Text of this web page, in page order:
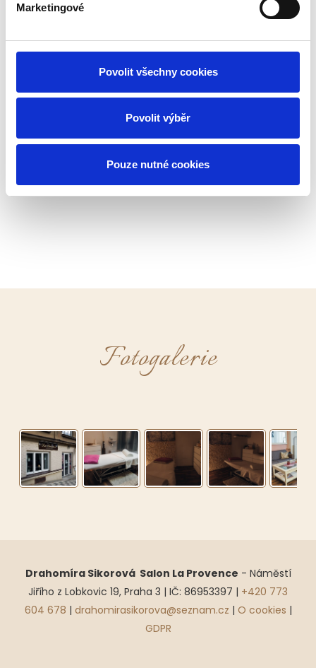
Marketingové
Povolit všechny cookies
Povolit výběr
Pouze nutné cookies
Fotogalerie
Drahomíra Sikorová Salon La Provence - Náměstí
Jiřího z Lobkovic 19, Praha 3 | IČ: 86953397 | +420 773
604 678 | drahomirasikorova@seznam.cz | O cookies |
GDPR